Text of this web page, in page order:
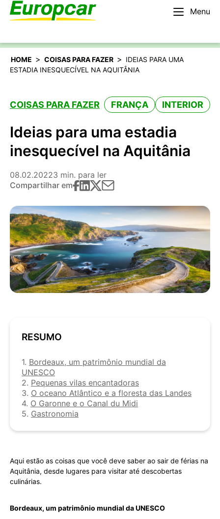
Menu
Português
HOME > COISAS PARA FAZER > IDEIAS PARA UMA
ESTADIA INESQUECÍVEL NA AQUITÂNIA
COISAS PARA FAZER FRANÇA INTERIOR
Ideias para uma estadia
inesquecível na Aquitânia
08.02.20223 min. para ler
Compartilhar em
RESUMO
1. Bordeaux, um patrimônio mundial da
UNESCO
2. Pequenas vilas encantadoras
3. O oceano Atlântico e a floresta das Landes
4. O Garonne e o Canal du Midi
5. Gastronomia
Aqui estão as coisas que você deve saber ao sair de férias na
Aquitânia, desde lugares para visitar até descobertas
culinárias.
Bordeaux, um patrimônio mundial da UNESCO